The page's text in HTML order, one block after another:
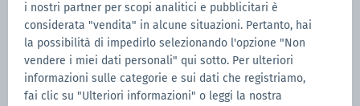
i nostri partner per scopi analitici e pubblicitari è
considerata "vendita" in alcune situazioni. Pertanto, hai
la possibilità di impedirlo selezionando l'opzione "Non
vendere i miei dati personali" qui sotto. Per ulteriori
informazioni sulle categorie e sui dati che registriamo,
fai clic su "Ulteriori informazioni" o leggi la nostra